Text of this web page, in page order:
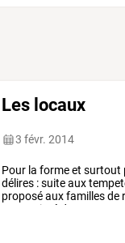
Les locaux
3 févr. 2014
Pour la formeet surtout
délires :suiteaux
proposéauxfamillesde
reconstitué des